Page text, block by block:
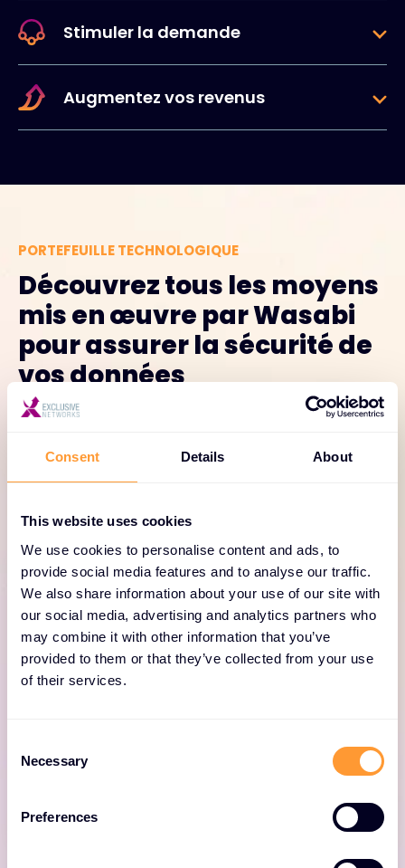
Consent Details About
This website uses cookies
We use cookies to personalise content and ads, to
provide social media features and to analyse our traffic.
We also share information about your use of our site with
our social media, advertising and analytics partners who
may combine it with other information that you’ve
provided to them or that they’ve collected from your use
of their services.
Necessary
Preferences
Stimuler la demande
Augmentez vos revenus
PORTEFEUILLE TECHNOLOGIQUE
Découvrez tous les moyens
mis en œuvre par Wasabi
pour assurer la sécurité de
vos données
Wasabi offre un mélange puissant de
défense en profondeur pour vos comptes de
Défense en profondeur